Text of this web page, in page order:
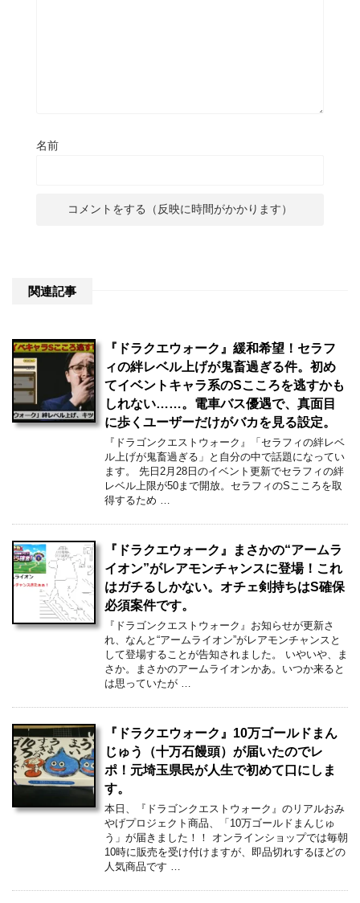
名前
関連記事
『ドラクエウォーク』緩和希望！セラフ
ィの絆レベル上げが鬼畜過ぎる件。初め
てイベントキャラ系のSこころを逃すかも
しれない……。電車バス優遇で、真面目
に歩くユーザーだけがバカを見る設定。
『ドラゴンクエストウォーク』「セラフィの絆レベ
ル上げが鬼畜過ぎる」と自分の中で話題になってい
ます。 先日2月28日のイベント更新でセラフィの絆
レベル上限が50まで開放。セラフィのSこころを取
得するため …
『ドラクエウォーク』まさかの“アームラ
イオン”がレアモンチャンスに登場！これ
はガチるしかない。オチェ剣持ちはS確保
必須案件です。
『ドラゴンクエストウォーク』お知らせが更新さ
れ、なんと“アームライオン”がレアモンチャンスと
して登場することが告知されました。 いやいや、ま
さか。まさかのアームライオンかあ。いつか来ると
は思っていたが …
『ドラクエウォーク』10万ゴールドまん
じゅう（十万石饅頭）が届いたのでレ
ポ！元埼玉県民が人生で初めて口にしま
す。
本日、『ドラゴンクエストウォーク』のリアルおみ
やげプロジェクト商品、「10万ゴールドまんじゅ
う」が届きました！！ オンラインショップでは毎朝
10時に販売を受け付けますが、即品切れするほどの
人気商品です …